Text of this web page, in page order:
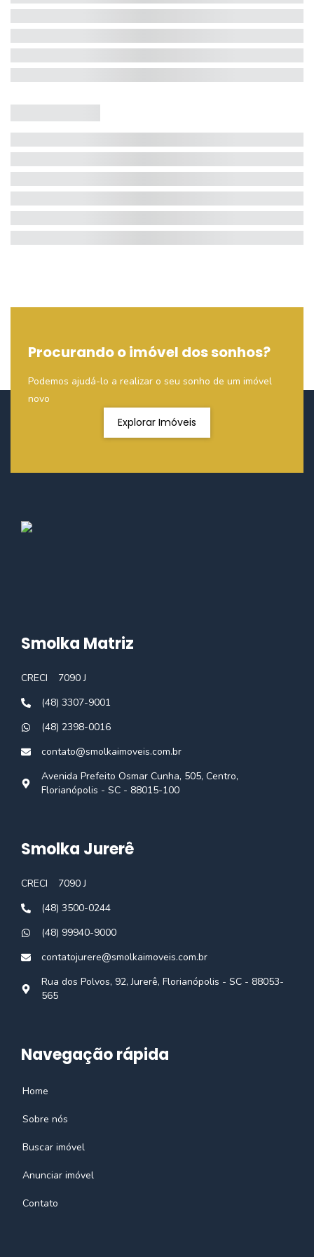
Procurando o imóvel dos sonhos?
Podemos ajudá-lo a realizar o seu sonho de um imóvel
novo
Explorar Imóveis
Smolka Matriz
CRECI
7090 J
(48) 3307-9001
(48) 2398-0016
contato@smolkaimoveis.com.br
Avenida Prefeito Osmar Cunha, 505, Centro,
Florianópolis - SC - 88015-100
Smolka Jurerê
CRECI
7090 J
(48) 3500-0244
(48) 99940-9000
contatojurere@smolkaimoveis.com.br
Rua dos Polvos, 92, Jurerê, Florianópolis - SC - 88053-
565
Navegação rápida
Home
Sobre nós
Buscar imóvel
Anunciar imóvel
Contato